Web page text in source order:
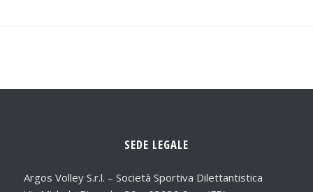
SEDE LEGALE
Argos Volley S.r.l. – Società Sportiva Dilettantistica